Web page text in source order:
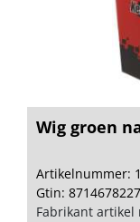
Wig groen
Artikelnummer:
Gtin:
Fabrikant artikel